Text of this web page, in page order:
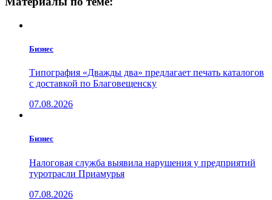
Бизнес
Типография «Дважды два» предлагает печать каталогов
с доставкой по Благовещенску
07.08.2026
Бизнес
Налоговая служба выявила нарушения у предприятий
туротрасли Приамурья
07.08.2026